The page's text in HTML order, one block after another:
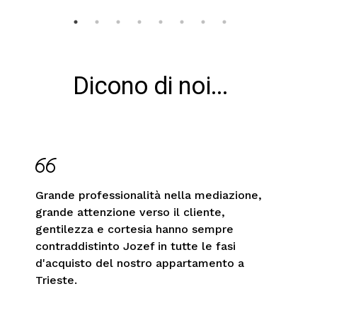
Dicono di noi...
Grande professionalità nella mediazione,
grande attenzione verso il cliente,
gentilezza e cortesia hanno sempre
contraddistinto Jozef in tutte le fasi
d'acquisto del nostro appartamento a
Trieste.